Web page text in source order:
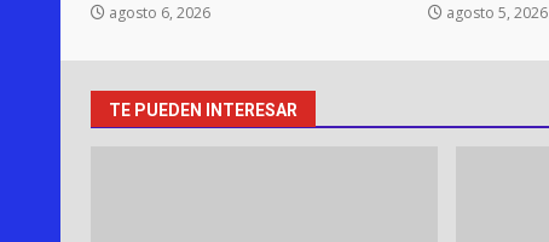
agosto 6, 2026 agosto 5, 2026
TE PUEDEN INTERESAR